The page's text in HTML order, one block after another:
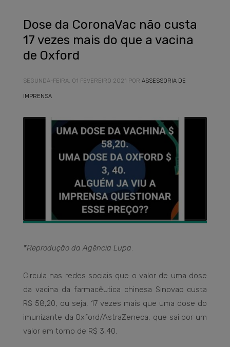
Dose da CoronaVac não custa
17 vezes mais do que a vacina
de Oxford
SEGUNDA-FEIRA, 01 FEVEREIRO 2021 POR ASSESSORIA DE
IMPRENSA
*Reprodução da Agência Lupa.
Circula nas redes sociais que o valor de uma dose
da vacina da farmacêutica chinesa Sinovac custa
R$ 58,20, ou seja, 17 vezes mais que uma dose do
imunizante da Oxford/AstraZeneca, que sai por um
valor em torno de R$ 3,40.